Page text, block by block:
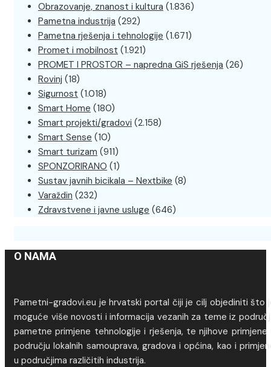
Obrazovanje, znanost i kultura (1.836)
Pametna industrija (292)
Pametna rješenja i tehnologije (1.671)
Promet i mobilnost (1.921)
PROMET I PROSTOR – napredna GiS rješenja (26)
Rovinj (18)
Sigurnost (1.018)
Smart Home (180)
Smart projekti/gradovi (2.158)
Smart Sense (10)
Smart turizam (911)
SPONZORIRANO (1)
Sustav javnih bicikala – Nextbike (8)
Varaždin (232)
Zdravstvene i javne usluge (646)
O NAMA
Pametni-gradovi.eu je hrvatski portal čiji je cilj objediniti što
moguće više novosti i informacija vezanih za teme iz
pametne primjene tehnologije i rješenja, te njihove primjene
području lokalnih samouprava, gradova i općina, kao i
u područjima različitih industrija.